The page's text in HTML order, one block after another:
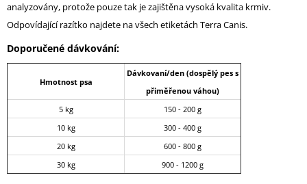
analyzovány, protože pouze tak je zajištěna vysoká kvalita krmiv.
Odpovídající razítko najdete na všech etiketách Terra Canis.
Doporučené dávkování:
Hmotnost psa
Dávkovaní/den (dospělý pes s
přiměřenou váhou)
5 kg
150 - 200 g
10 kg
300 - 400 g
20 kg
600 - 800 g
30 kg
900 - 1200 g